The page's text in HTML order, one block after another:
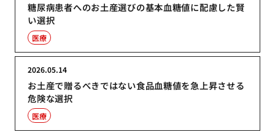
糖尿病患者へのお土産選びの基本血糖値に配慮した賢
い選択
医療
お土産で贈るべきではない食品血糖値を急上昇させる
危険な選択
2026.05.14
医療